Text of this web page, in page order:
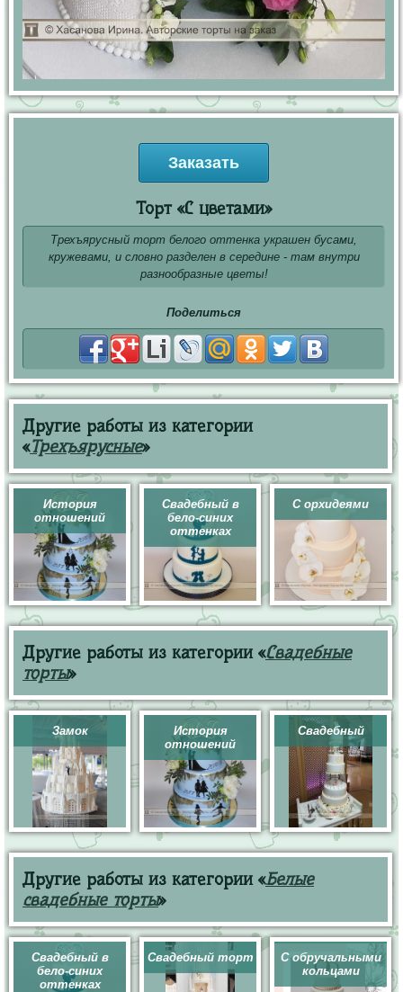
Заказать
Торт «С цветами»
Трехъярусный торт белого оттенка украшен бусами,
кружевами, и словно разделен в середине - там внутри
разнообразные цветы!
Поделиться
Другие работы из категории
«Трехъярусные»
История
отношений
Свадебный в
бело-синих
оттенках
С орхидеями
Другие работы из категории «Свадебные
торты»
Замок
История
отношений
Свадебный
Другие работы из категории «Белые
свадебные торты»
Свадебный в
бело-синих
оттенках
Свадебный торт
С обручальными
кольцами